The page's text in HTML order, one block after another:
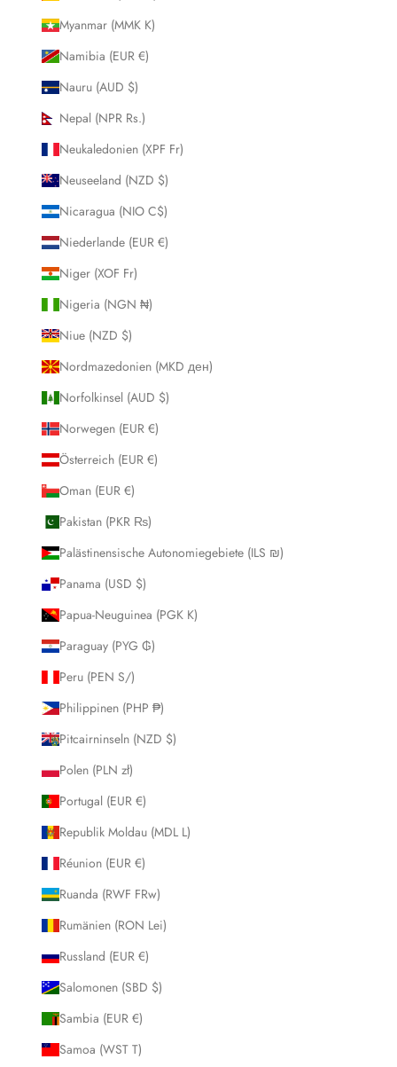
Myanmar (MMK K)
Namibia (EUR €)
Nauru (AUD $)
Nepal (NPR Rs.)
Neukaledonien (XPF Fr)
Neuseeland (NZD $)
Nicaragua (NIO C$)
Niederlande (EUR €)
Niger (XOF Fr)
Nigeria (NGN ₦)
Niue (NZD $)
Nordmazedonien (MKD ден)
Norfolkinsel (AUD $)
Norwegen (EUR €)
Österreich (EUR €)
Oman (EUR €)
Pakistan (PKR ₨)
Palästinensische Autonomiegebiete (ILS ₪)
Panama (USD $)
Papua-Neuguinea (PGK K)
Paraguay (PYG ₲)
Peru (PEN S/)
Philippinen (PHP ₱)
Pitcairninseln (NZD $)
Polen (PLN zł)
Portugal (EUR €)
Republik Moldau (MDL L)
Réunion (EUR €)
Ruanda (RWF FRw)
Rumänien (RON Lei)
Russland (EUR €)
Salomonen (SBD $)
Sambia (EUR €)
Samoa (WST T)